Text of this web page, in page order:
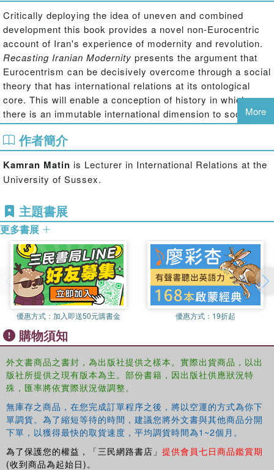
Critically deploying the idea of uneven and combined
development this book provides a novel non-Eurocentric
account of Iran's experience of modernity and revolution.
Recasting Iranian Modernity presents the argument that
Eurocentrism can be decisively overcome through a social
theory that has international relations at its ontological
core. This will enable a conception of history in which
there is an immutable international dimension to social
change that prevents historical repetition.
This hitherto under-theorized international dimension is,
the book argues, particularly manifest in combined
patterns of development, which incorporate both foreign
and native forms. These hybrid developmental patterns,
which are inherently tension-prone, and intellectually
evasive of unilinear theories of history, mark Iranian
modernity, and fuelled the socio-political dynamics of the
1979 revolution and the rise of political Islam.
Challenging solely comparative approaches to the Iranian
Revolution that explain it away as either a deviation from,
or a reaction to, modernity on the grounds of its religious
form, this book will be valuable to those interested in an
alternative theoretical approach to modern Iran, the Iranian
Revolution, and political Islam, working in the fields of
International Relations, Middle East and Islamic Studies,
History, Political Science, Political Sociology,
Postcolonialism, and Comparative Politics.
More
作者簡介
Kamran Matin is Lecturer in International Relations at the
University of Sussex.
主題書展
更多書展
優惠方式： 加入即送50元購書金 優惠方式： 19折起
購物須知
外文書商品之書封，為出版社提供之樣本。實際出貨商品，以出
版社所提供之現有版本為主。部份書籍，因出版社供應狀況特
殊，匯率將依實際狀況做調整。
無庫存之商品，在您完成訂單程序之後，將以空運的方式為你下
單調貨。為了縮短等待的時間，建議您將外文書與其他商品分開
下單，以獲得最快的取貨速度，平均調貨時間為1~2個月。
為了保護您的權益，「三民網路書店」 提供會員七日商品鑑賞期
(收到商品為起始日)。